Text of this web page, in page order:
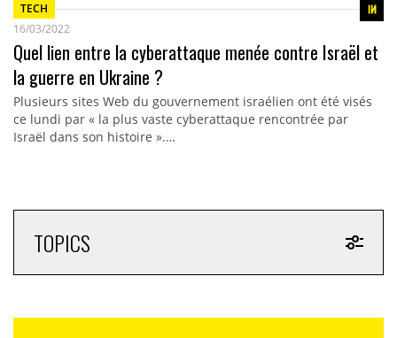
TECH
16/03/2022
Quel lien entre la cyberattaque menée contre Israël et
la guerre en Ukraine ?
Plusieurs sites Web du gouvernement israélien ont été visés
ce lundi par « la plus vaste cyberattaque rencontrée par
Israël dans son histoire ».…
TOPICS